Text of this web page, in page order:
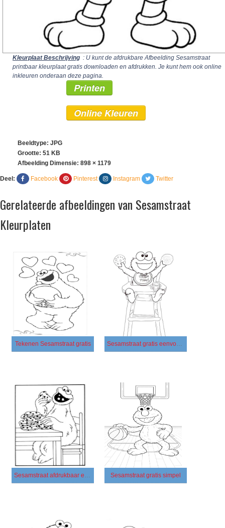
Kleurplaat Beschrijving : U kunt de afdrukbare Afbeelding Sesamstraat
printbaar kleurplaat gratis downloaden en afdrukken. Je kunt hem ook online
inkleuren onderaan deze pagina.
Printen
Online Kleuren
Beeldtype: JPG
Grootte: 51 KB
Afbeelding Dimensie: 898 × 1179
Deel: Facebook Pinterest Instagram Twitter
Gerelateerde afbeeldingen van Sesamstraat
Kleurplaten
Tekenen Sesamstraat gratis Sesamstraat gratis eenvoudig
Sesamstraat afdrukbaar eenvoudig Sesamstraat gratis simpel